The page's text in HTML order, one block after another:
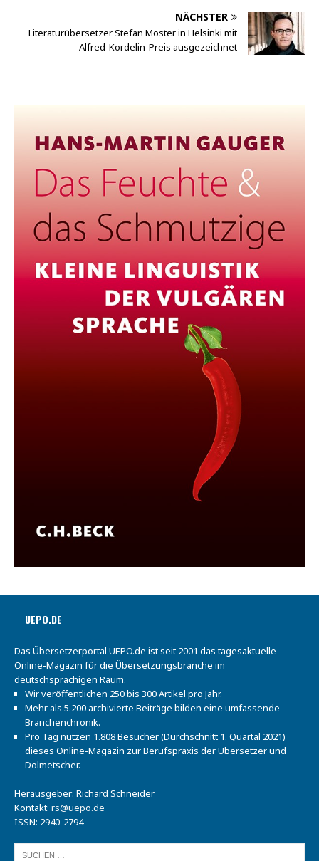
NÄCHSTER
Literaturübersetzer Stefan Moster in Helsinki mit
Alfred-Kordelin-Preis ausgezeichnet
UEPO.DE
Das Übersetzerportal UEPO.de ist seit 2001 das tagesaktuelle
Online-Magazin für die Übersetzungsbranche im
deutschsprachigen Raum.
Wir veröffentlichen 250 bis 300 Artikel pro Jahr.
Mehr als 5.200 archivierte Beiträge bilden eine umfassende
Branchenchronik.
Pro Tag nutzen 1.808 Besucher (Durchschnitt 1. Quartal 2021)
dieses Online-Magazin zur Berufspraxis der Übersetzer und
Dolmetscher.
Herausgeber: Richard Schneider
Kontakt: rs@uepo.de
ISSN: 2940-2794